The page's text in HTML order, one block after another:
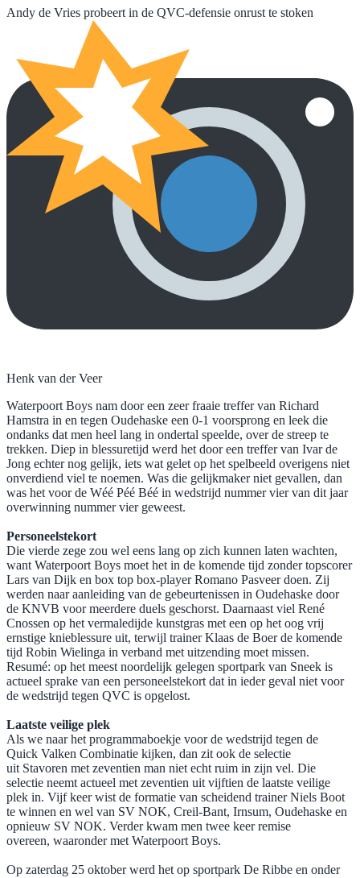
Andy de Vries probeert in de QVC-defensie onrust te stoken
Henk van der Veer
Waterpoort Boys nam door een zeer fraaie treffer van Richard
Hamstra in en tegen Oudehaske een 0-1 voorsprong en leek die
ondanks dat men heel lang in ondertal speelde, over de streep te
trekken. Diep in blessuretijd werd het door een treffer van Ivar de
Jong echter nog gelijk, iets wat gelet op het spelbeeld overigens niet
onverdiend viel te noemen. Was die gelijkmaker niet gevallen, dan
was het voor de Wéé Péé Béé in wedstrijd nummer vier van dit jaar
overwinning nummer vier geweest.
Personeelstekort
Die vierde zege zou wel eens lang op zich kunnen laten wachten,
want Waterpoort Boys moet het in de komende tijd zonder topscorer
Lars van Dijk en box top box-player Romano Pasveer doen. Zij
werden naar aanleiding van de gebeurtenissen in Oudehaske door
de KNVB voor meerdere duels geschorst. Daarnaast viel René
Cnossen op het vermaledijde kunstgras met een op het oog vrij
ernstige knieblessure uit, terwijl trainer Klaas de Boer de komende
tijd Robin Wielinga in verband met uitzending moet missen.
Resumé: op het meest noordelijk gelegen sportpark van Sneek is
actueel sprake van een personeelstekort dat in ieder geval niet voor
de wedstrijd tegen QVC is opgelost.
Laatste veilige plek
Als we naar het programmaboekje voor de wedstrijd tegen de
Quick Valken Combinatie kijken, dan zit ook de selectie
uit Stavoren met zeventien man niet echt ruim in zijn vel. Die
selectie neemt actueel met zeventien uit vijftien de laatste veilige
plek in. Vijf keer wist de formatie van scheidend trainer Niels Boot
te winnen en wel van SV NOK, Creil-Bant, Irnsum, Oudehaske en
opnieuw SV NOK. Verder kwam men twee keer remise
overeen, waaronder met Waterpoort Boys.
​Op zaterdag 25 oktober werd het op sportpark De Ribbe en onder